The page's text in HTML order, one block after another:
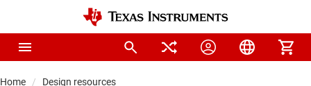
Home Design resources